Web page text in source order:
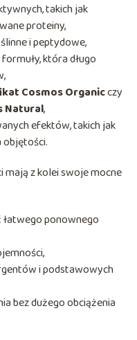
takich jak
proteiny,
i peptydowe,
która długo
Cosmos Organicczy
Natural,
efektów, takich jak
z kolei swoje mocne
ponownego
i podstawowych
bez dużego obciążenia